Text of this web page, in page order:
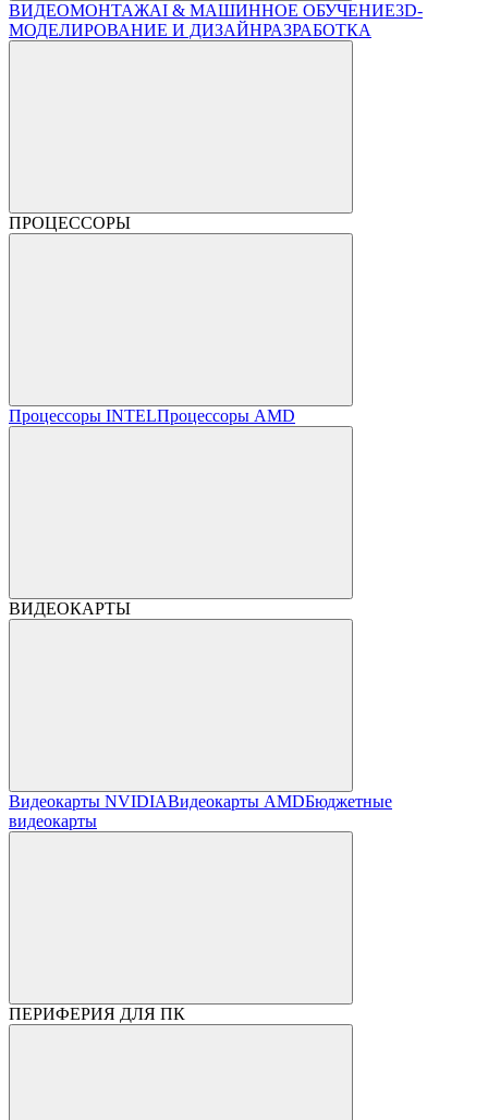
ВИДЕОМОНТАЖAI & МАШИННОЕ ОБУЧЕНИЕ3D-
МОДЕЛИРОВАНИЕ И ДИЗАЙНРАЗРАБОТКА
ПРОЦЕССОРЫ
Процессоры INTELПроцессоры AMD
ВИДЕОКАРТЫ
Видеокарты NVIDIAВидеокарты AMDБюджетные
видеокарты
ПЕРИФЕРИЯ ДЛЯ ПК